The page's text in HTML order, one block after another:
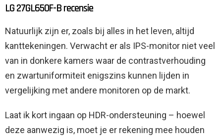
LG 27GL650F-B recensie
Natuurlijk zijn er, zoals bij alles in het leven, altijd
kanttekeningen. Verwacht er als IPS-monitor niet veel
van in donkere kamers waar de contrastverhouding
en zwartuniformiteit enigszins kunnen lijden in
vergelijking met andere monitoren op de markt.
Laat ik kort ingaan op HDR-ondersteuning – hoewel
deze aanwezig is, moet je er rekening mee houden